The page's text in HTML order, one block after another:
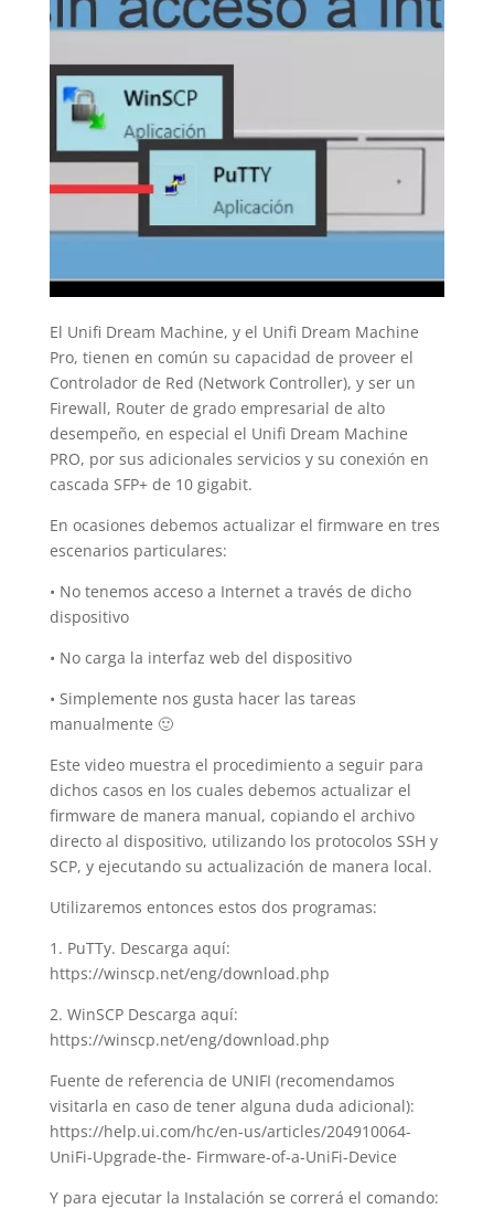
El Unifi Dream Machine, y el Unifi Dream Machine
Pro, tienen en común su capacidad de proveer el
Controlador de Red (Network Controller), y ser un
Firewall, Router de grado empresarial de alto
desempeño, en especial el Unifi Dream Machine
PRO, por sus adicionales servicios y su conexión en
cascada SFP+ de 10 gigabit.
En ocasiones debemos actualizar el firmware en tres
escenarios particulares:
• No tenemos acceso a Internet a través de dicho
dispositivo
• No carga la interfaz web del dispositivo
• Simplemente nos gusta hacer las tareas
manualmente 🙂
Este video muestra el procedimiento a seguir para
dichos casos en los cuales debemos actualizar el
firmware de manera manual, copiando el archivo
directo al dispositivo, utilizando los protocolos SSH y
SCP, y ejecutando su actualización de manera local.
Utilizaremos entonces estos dos programas:
1. PuTTy. Descarga aquí:
https://winscp.net/eng/download.php
2. WinSCP Descarga aquí:
https://winscp.net/eng/download.php
Fuente de referencia de UNIFI (recomendamos
visitarla en caso de tener alguna duda adicional):
https://help.ui.com/hc/en-us/articles/204910064-
UniFi-Upgrade-the- Firmware-of-a-UniFi-Device
Y para ejecutar la Instalación se correrá el comando: